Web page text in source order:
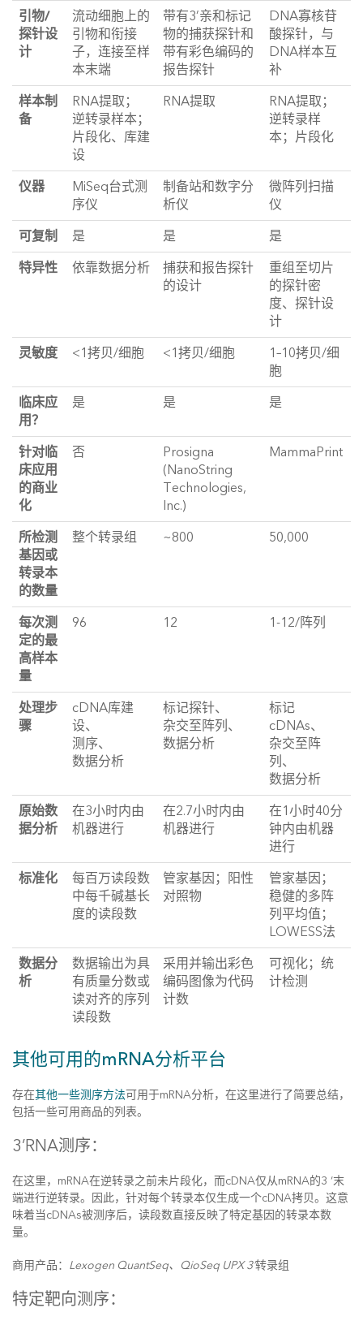
引物/
探针设
计
流动细胞上的
引物和衔接
子，连接至样
本末端
带有3’亲和标记
物的捕获探针和
带有彩色编码的
报告探针
DNA寡核苷
酸探针，与
DNA样本互
补
样本制
备
RNA提取；
逆转录样本；
片段化、库建
设
RNA提取
RNA提取；
逆转录样
本；片段化
仪器
MiSeq台式测
序仪
制备站和数字分
析仪
微阵列扫描
仪
可复制
是 是
是
特异性
依靠数据分析
捕获和报告探针
的设计
重组至切片
的探针密
度、探针设
计
灵敏度
<1拷贝/细胞 <1拷贝/细胞
1–10拷贝/细
胞
临床应
用？
是 是 是
针对临
床应用
的商业
化
否
Prosigna
(NanoString
Technologies,
Inc.)
MammaPrint
所检测
基因或
转录本
的数量
整个转录组 ~800 50,000
每次测
定的最
高样本
量
96 12 1-12/阵列
处理步
骤
cDNA库建
设、
测序、
数据分析
标记探针、
杂交至阵列、
数据分析
标记
cDNAs、
杂交至阵
列、
数据分析
原始数
据分析
在3小时内由
机器进行
在2.7小时内由
机器进行
在1小时40分
钟内由机器
进行
标准化
每百万读段数
中每千碱基长
度的读段数
管家基因；阳性
对照物
管家基因；
稳健的多阵
列平均值；
LOWESS法
数据分
析
数据输出为具
有质量分数或
读对齐的序列
读段数
采用并输出彩色
编码图像为代码
计数
可视化；统
计检测
其他可用的mRNA分析平台
存在其他一些测序方法可用于mRNA分析，在这里进行了简要总结，
包括一些可用商品的列表。
3’RNA测序：
在这里，mRNA在逆转录之前未片段化，而cDNA仅从mRNA的3 ‘末
端进行逆转录。因此，针对每个转录本仅生成一个cDNA拷贝。这意
味着当cDNAs被测序后，读段数直接反映了特定基因的转录本数
量。
商用产品： Lexogen QuantSeq、QioSeq UPX 3’转录组
特定靶向测序：